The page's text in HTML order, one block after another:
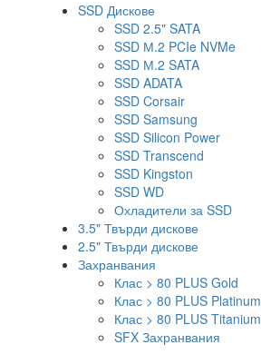
SSD Дискове
SSD 2.5" SATA
SSD М.2 PCIe NVMe
SSD М.2 SATA
SSD ADATA
SSD Corsair
SSD Samsung
SSD Silicon Power
SSD Transcend
SSD Kingston
SSD WD
Охладители за SSD
3.5" Твърди дискове
2.5" Твърди дискове
Захранвания
Клас > 80 PLUS Gold
Клас > 80 PLUS Platinum
Клас > 80 PLUS Titanium
SFX Захранвания